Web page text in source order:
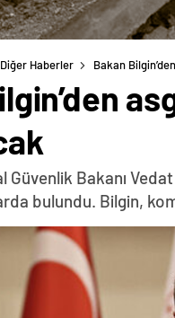
Diğer Haberler Bakan
Güvenlik Bakanı
bulundu. Bilgin,